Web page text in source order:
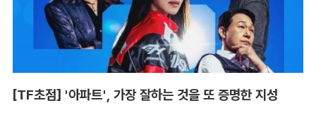
[TF초점] '아파트', 가장 잘하는 것을 또 증명한 지성